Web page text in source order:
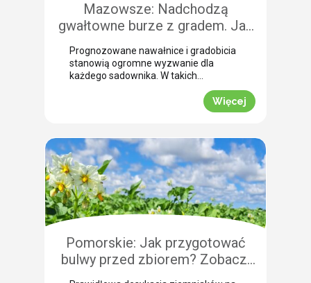
Mazowsze: Nadchodzą
gwałtowne burze z gradem. Jak
skutecznie przeprowadzić
zabezpieczenie owoców po
gradobiciu?
Prognozowane nawałnice i gradobicia
stanowią ogromne wyzwanie dla
każdego sadownika. W takich
natychmiastowe zabezpieczenie
Uszkodzona skórka to otwarta droga
dla patogenów grzybowych, które
potrafią zniszczyć owoce tuż przed
zbiorem. Nasza ekspertka Justyna
Wasiak ostrzega przed nadchodzącym
frontem burzowym i wskazuje
skuteczne rozwiązanie interwencyjne.
Więcej
Pomorskie: Jak przygotować
bulwy przed zbiorem? Zobacz,
jak przebiega profesjonalna